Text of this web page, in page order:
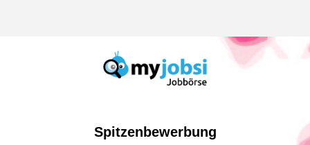
Spitzenbewerbung